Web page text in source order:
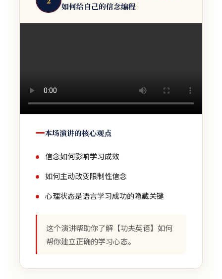
如何给自己的信念编程
本场演讲的核心观点
信念如何影响学习成效
如何主动改变限制性信念
心理状态是语言学习成功的隐藏关键
这个演讲帮助你了解【功夫英语】如何
帮你建立正确的学习心态。